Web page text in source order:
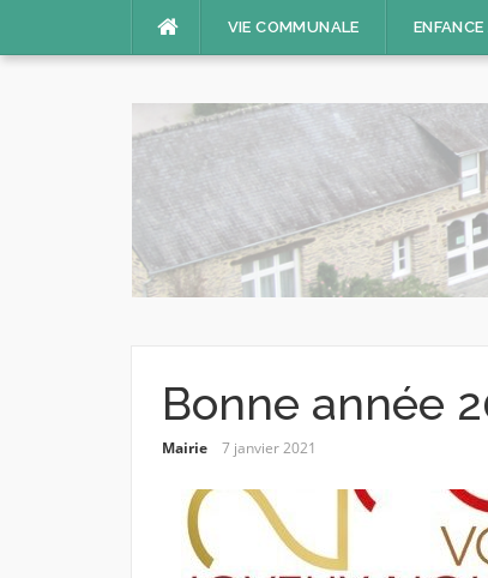
VIE COMMUNALE
Bonne année
Mairie 7 janvier 2021